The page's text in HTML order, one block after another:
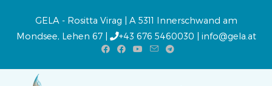
GELA - Rositta Virag | A 5311 Innerschwand am
Mondsee, Lehen 67 |
+43 676 5460030 | info@gela.at